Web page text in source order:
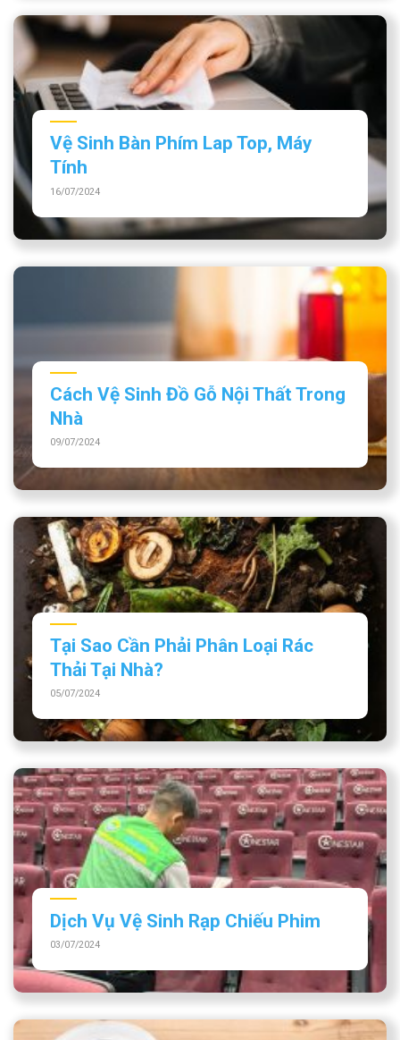
Vệ Sinh Bàn Phím Lap Top, Máy
Tính
16/07/2024
Cách Vệ Sinh Đồ Gỗ Nội Thất Trong
Nhà
09/07/2024
Tại Sao Cần Phải Phân Loại Rác
Thải Tại Nhà?
05/07/2024
Dịch Vụ Vệ Sinh Rạp Chiếu Phim
03/07/2024